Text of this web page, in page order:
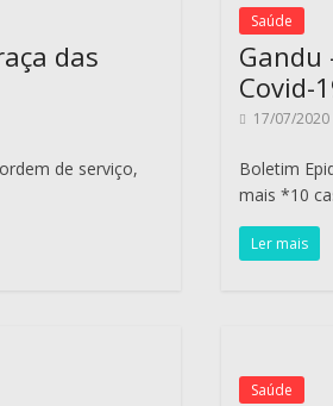
das
de serviço,
Saúde
Gandu
Covid-
17/07/2020
Boletim
mais *10
Ler mais
Saúde